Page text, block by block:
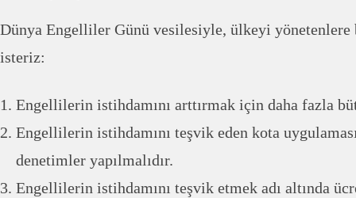
Dünya Engelliler Günü vesilesiyle, ülkeyi yönetenlere
isteriz:
Engellilerin istihdamını arttırmak için daha fazla
Engellilerin istihdamını teşvik eden kota
denetimler yapılmalıdır.
Engellilerin istihdamını teşvik etmek adı altında